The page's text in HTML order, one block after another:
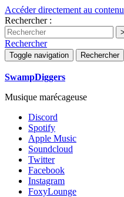
Accéder directement au contenu
Rechercher :
Rechercher
Toggle navigation Rechercher
SwampDiggers
Musique marécageuse
Discord
Spotify
Apple Music
Soundcloud
Twitter
Facebook
Instagram
FoxyLounge